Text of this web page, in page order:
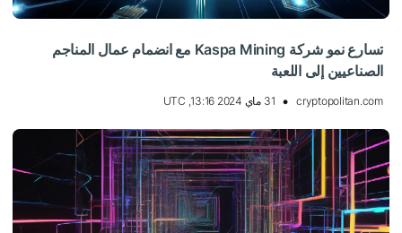
تسارع نمو شركة Kaspa Mining مع انضمام عمال المناجم
الصناعيين إلى اللعبة
cryptopolitan.com 31 ماي 2024 13:16, UTC